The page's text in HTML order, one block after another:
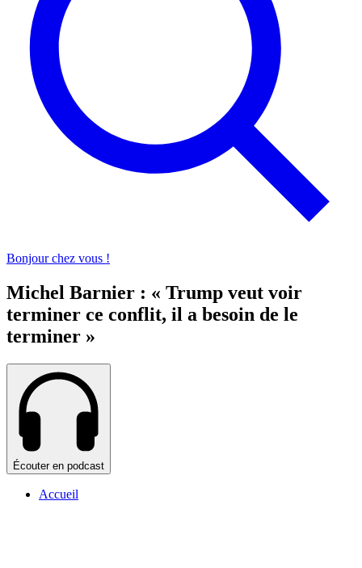
Bonjour chez vous !
Michel Barnier : « Trump veut voir
terminer ce conflit, il a besoin de le
terminer »
Écouter en podcast
Accueil